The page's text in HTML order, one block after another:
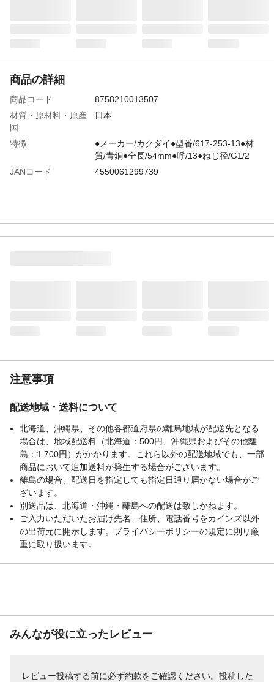
商品の詳細
商品コード
8758210013507
材質・原材料・原産
国
日本
特徴
●メーカー/カクダイ●型番/617-253-13●材
質/青銅●全長/54mm●呼/13●ねじ径/G1/2
JANコード
4550061299739
注意事項
配送地域・送料について
北海道、沖縄県、その他各都道府県の離島地域が配送先となる
場合は、地域配送料（北海道：500円、沖縄県およびその他離
島：1,700円）がかかります。これら以外の配送地域でも、一部
商品において追加送料が発生する場合がございます。
離島の場合、配送日を指定しても指定日通り届かない場合がご
ざいます。
別送品は、北海道・沖縄・離島への配送は致しかねます。
ご入力いただいたお届け先名、住所、電話番号をカインズ以外
の出荷元に開示します。プライバシーポリシーの規定に則り厳
重に取り扱います。
みんなが役に立ったレビュー
レビュー投稿する前に必ず約款をご確認ください。投稿した